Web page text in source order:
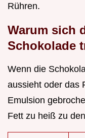
Rühren.
Warum sich
Schokolade
Wenn die
aussieht oder das
Emulsion
Fett zu heiß zu